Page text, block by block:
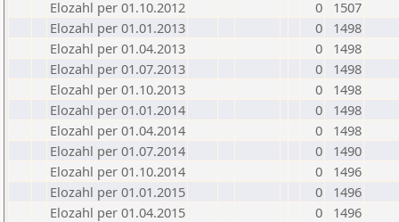
Elozahl per 01.10.2012
0
1507
Elozahl per 01.01.2013
0
1498
Elozahl per 01.04.2013
0
1498
Elozahl per 01.07.2013
0
1498
Elozahl per 01.10.2013
0
1498
Elozahl per 01.01.2014
0
1498
Elozahl per 01.04.2014
0
1498
Elozahl per 01.07.2014
0
1490
Elozahl per 01.10.2014
0
1496
Elozahl per 01.01.2015
0
1496
Elozahl per 01.04.2015
0
1496